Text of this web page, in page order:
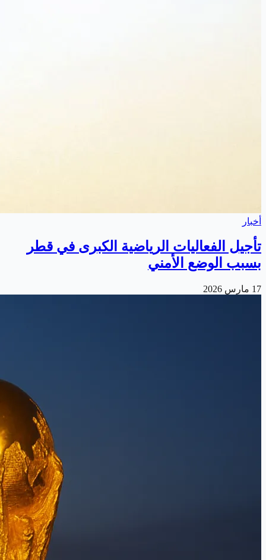
أخبار
تأجيل الفعاليات الرياضية الكبرى في قطر
بسبب الوضع الأمني
17 مارس 2026